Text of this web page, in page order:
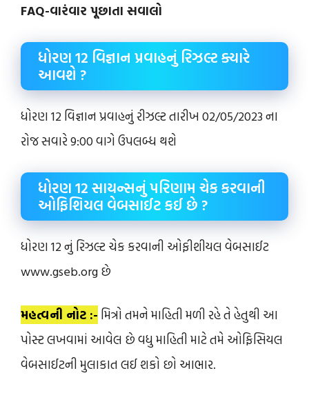
FAQ-વારંવાર પૂછાતા સવાલો
ધોરણ 12 વિજ્ઞાન પ્રવાહનું રિઝલ્ટ ક્યારે
આવશે ?
ધોરણ 12 વિજ્ઞાન પ્રવાહનું રીઝલ્ટ તારીખ 02/05/2023 ના
રોજ સવારે 9:00 વાગે ઉપલબ્ધ થશે
ધોરણ 12 સાયન્સનું પરિણામ ચેક કરવાની
ઓફિશિયલ વેબસાઈટ કઈ છે ?
ધોરણ 12 નું રિઝલ્ટ ચેક કરવાની ઓફીશીયલ વેબસાઈટ
www.gseb.org છે
મહત્વની નોટ :- મિત્રો તમને માહિતી મળી રહે તે હેતુથી આ
પોસ્ટ લખવામાં આવેલ છે વધુ માહિતી માટે તમે ઓફિસિયલ
વેબસાઈટની મુલાકાત લઈ શકો છો આભાર.